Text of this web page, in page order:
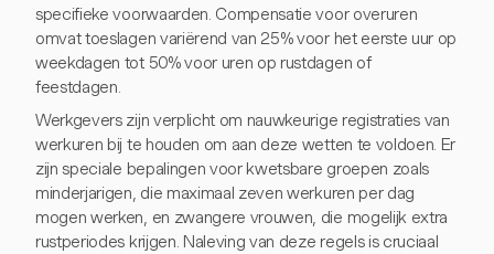
specifieke voorwaarden. Compensatie voor overuren
omvat toeslagen variërend van 25% voor het eerste uur op
weekdagen tot 50% voor uren op rustdagen of
feestdagen.
Werkgevers zijn verplicht om nauwkeurige registraties van
werkuren bij te houden om aan deze wetten te voldoen. Er
zijn speciale bepalingen voor kwetsbare groepen zoals
minderjarigen, die maximaal zeven werkuren per dag
mogen werken, en zwangere vrouwen, die mogelijk extra
rustperiodes krijgen. Naleving van deze regels is cruciaal